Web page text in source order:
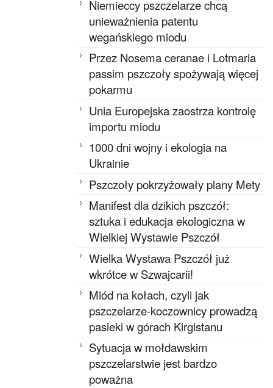
Niemieccy pszczelarze chcą
unieważnienia patentu
wegańskiego miodu
Przez Nosema ceranae i Lotmaria
passim pszczoły spożywają więcej
pokarmu
Unia Europejska zaostrza kontrolę
importu miodu
1000 dni wojny i ekologia na
Ukrainie
Pszczoły pokrzyżowały plany Mety
Manifest dla dzikich pszczół:
sztuka i edukacja ekologiczna w
Wielkiej Wystawie Pszczół
Wielka Wystawa Pszczół już
wkrótce w Szwajcarii!
Miód na kołach, czyli jak
pszczelarze-koczownicy prowadzą
pasieki w górach Kirgistanu
Sytuacja w mołdawskim
pszczelarstwie jest bardzo
poważna